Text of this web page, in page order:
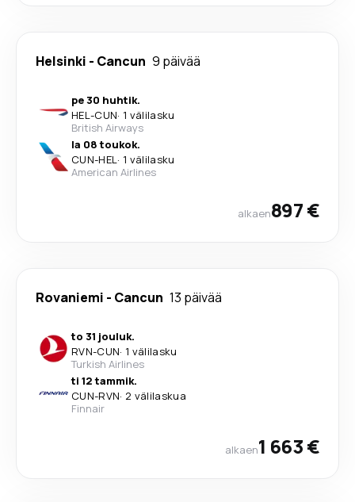
Helsinki - Cancun 9 päivää
pe 30 huhtik.
HEL-CUN· 1 välilasku
British Airways
la 08 toukok.
CUN-HEL· 1 välilasku
American Airlines
alkaen897 €
Rovaniemi - Cancun 13 päivää
to 31 jouluk.
RVN-CUN· 1 välilasku
Turkish Airlines
ti 12 tammik.
CUN-RVN· 2 välilaskua
Finnair
alkaen1 663 €